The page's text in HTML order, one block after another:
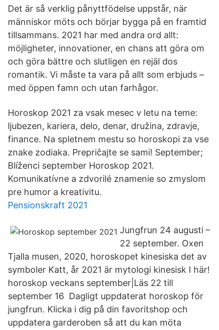
Det är så verklig pånyttfödelse uppstår, när
människor möts och börjar bygga på en framtid
tillsammans. 2021 har med andra ord allt:
möjligheter, innovationer, en chans att göra om
och göra bättre och slutligen en rejäl dos
romantik. Vi måste ta vara på allt som erbjuds –
med öppen famn och utan farhågor.
Horoskop 2021 za vsak mesec v letu na teme:
ljubezen, kariera, delo, denar, družina, zdravje,
finance. Na spletnem mestu so horoskopi za vse
znake zodiaka. Prepričajte se sami! September;
Blíženci september Horoskop 2021.
Komunikatívne a zdvorilé znamenie so zmyslom
pre humor a kreativitu.
Pensionskraft 2021
Jungfrun 24 augusti –
22 september. Oxen
Tjalla musen, 2020, horoskopet kinesiska det av
symboler Katt, år 2021 är mytologi kinesisk I här!
horoskop veckans september|Läs 22 till
september 16 Dagligt uppdaterat horoskop för
jungfrun. Klicka i dig på din favoritshop och
uppdatera garderoben så att du kan möta